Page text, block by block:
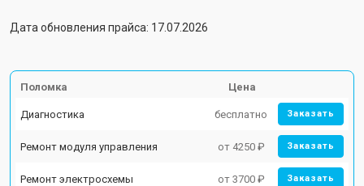
Дата обновления прайса: 17.07.2026
Поломка Цена
Диагностика бесплатно Заказать
Ремонт модуля управления от 4250 ₽ Заказать
Ремонт электросхемы от 3700 ₽ Заказать